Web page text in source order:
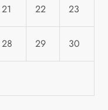
21 22 23
28 29 30